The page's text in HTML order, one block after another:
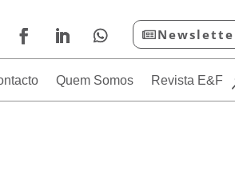
Quem Somos Revista E&F